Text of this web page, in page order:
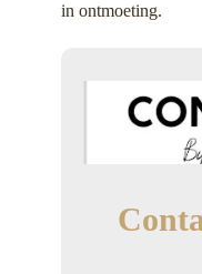
in ontmoeting.